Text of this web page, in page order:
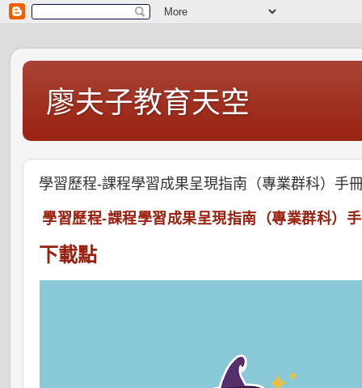
廖夫子教育天空
學習歷程-課程學習成果呈現指南（專業群科）手
學習歷程-課程學習成果呈現指南（專業群科）
下載點